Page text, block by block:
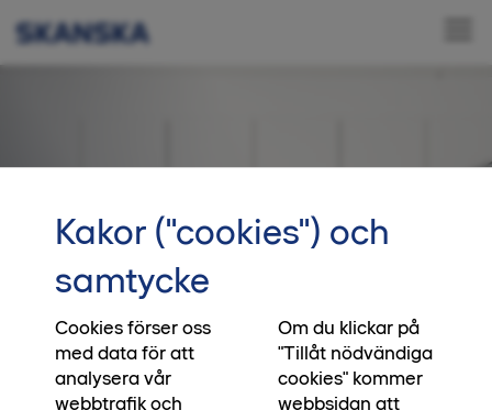
Inredning i Ankaret
Kakor ("cookies") och
samtycke
Cookies förser oss
med data för att
analysera vår
webbtrafik och
Om du klickar på
"Tillåt nödvändiga
cookies" kommer
webbsidan att